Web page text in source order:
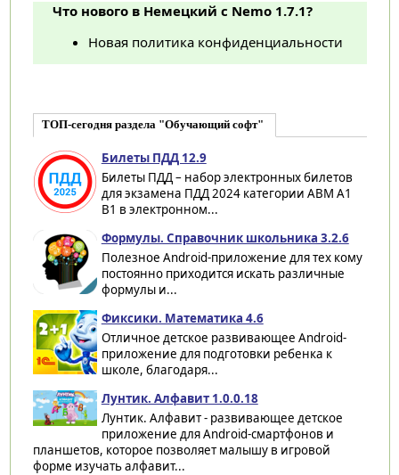
Что нового в Немецкий с Nemo 1.7.1?
Новая политика конфиденциальности
ТОП-сегодня раздела "Обучающий софт"
Билеты ПДД 12.9
Билеты ПДД – набор электронных билетов
для экзамена ПДД 2024 категории ABM A1
B1 в электронном...
Формулы. Справочник школьника 3.2.6
Полезное Android-приложение для тех кому
постоянно приходится искать различные
формулы и...
Фиксики. Математика 4.6
Отличное детское развивающее Android-
приложение для подготовки ребенка к
школе, благодаря...
Лунтик. Алфавит 1.0.0.18
Лунтик. Алфавит - развивающее детское
приложение для Android-смартфонов и
планшетов, которое позволяет малышу в игровой
форме изучать алфавит...